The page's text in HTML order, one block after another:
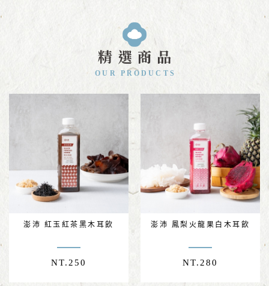
精選商品
OUR PRODUCTS
澎沛 紅玉紅茶黑木耳飲
NT. 250
澎沛 鳳梨火龍果白木耳飲
NT. 280